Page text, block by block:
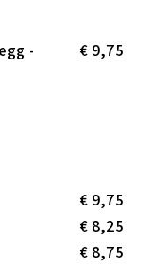
-
€ 9,75
€ 9,75
€ 8,25
€ 8,75